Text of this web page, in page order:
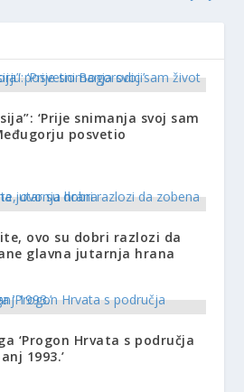
‘Prije snimanja svoj sam
posvetio
ovo su dobri razlozi da
glavna jutarnja hrana
‘Progon Hrvata s područja
1993.’